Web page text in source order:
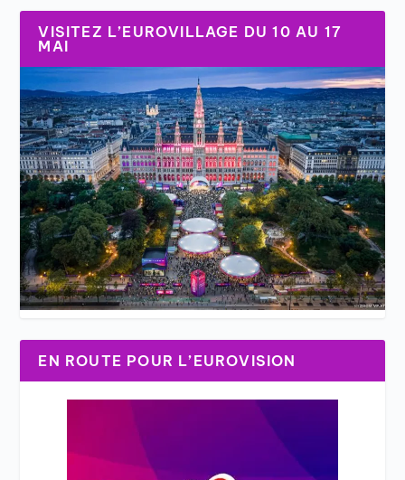
VISITEZ L’EUROVILLAGE DU 10 AU 17
MAI
EN ROUTE POUR L’EUROVISION